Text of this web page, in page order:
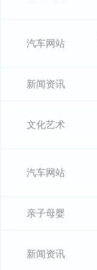
汽车网站
新闻资讯
文化艺术
汽车网站
亲子母婴
新闻资讯